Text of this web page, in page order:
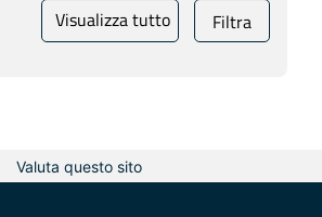
Visualizza tutto Filtra
Valuta questo sito